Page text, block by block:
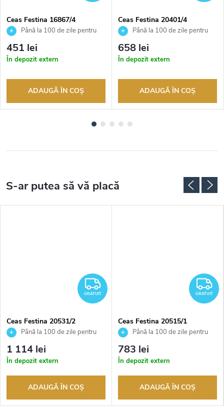
Ceas Festina 16867/4
Până la 100 de zile pentru
returnarea bunurilor. Vânzător
autorizat
451 lei
În depozit extern
ADAUGĂ ÎN COŞ
Ceas Festina 20401/4
Până la 100 de zile pentru
returnarea bunurilor. Vânzător
autorizat
658 lei
În depozit extern
ADAUGĂ ÎN COŞ
GRATUIT
GRATUIT
Ceas Festina 20531/2
Până la 100 de zile pentru
returnarea bunurilor. Vânzător
autorizat
1 114 lei
În depozit extern
ADAUGĂ ÎN COŞ
GRATUIT
Ceas Festina 20515/1
Până la 100 de zile pentru
returnarea bunurilor. Vânzător
autorizat
783 lei
În depozit extern
ADAUGĂ ÎN COŞ